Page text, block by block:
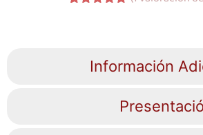
clienteInformación